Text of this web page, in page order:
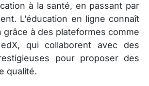
à la santé, en passant par
L’éducation en ligne connaît
grâce à des plateformes comme
qui collaborent avec des
pour proposer des
qualité.